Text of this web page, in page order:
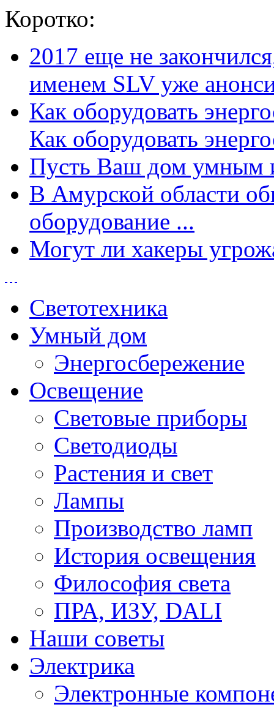
Коротко:
2017 еще не
именем SLV уже
Как оборудовать
Как оборудовать
Пусть Ваш дом умным
В Амурской области
оборудование ...
Могут ли хакеры
Светотехника
Умный дом
Энергосбережение
Освещение
Световые приборы
Светодиоды
Растения и свет
Лампы
Производство ламп
История освещения
Философия света
ПРА, ИЗУ, DALI
Наши советы
Электрика
Электронные